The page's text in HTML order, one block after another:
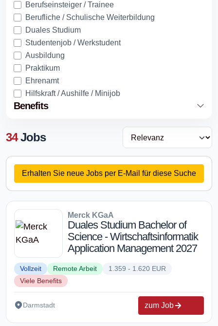
Berufseinsteiger / Trainee
Berufliche / Schulische Weiterbildung
Duales Studium
Studentenjob / Werkstudent
Ausbildung
Praktikum
Ehrenamt
Hilfskraft / Aushilfe / Minijob
Benefits
34Jobs
Erhalten Sie neue Jobs per E-Mail für diese Suche
Merck KGaA
Duales Studium Bachelor of
Science - Wirtschaftsinformatik
Application Management 2027
Vollzeit Remote Arbeit
1.359 - 1.620 EUR
Viele Benefits
Darmstadt zum Job